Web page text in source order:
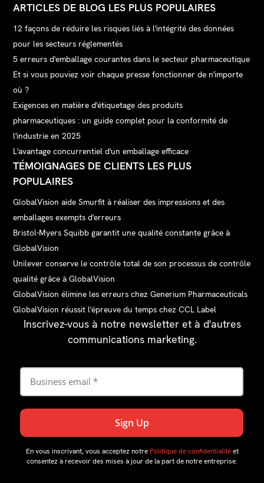
ARTICLES DE BLOG LES PLUS POPULAIRES
12 façons de réduire les risques liés à l'intégrité des données
pour les secteurs réglementés
5 erreurs d'emballage courantes dans le secteur pharmaceutique
Et si vous pouviez voir chaque presse fonctionner de n'importe
où ?
Exigences en matière d'étiquetage des produits
pharmaceutiques : un guide complet pour la conformité de
l'industrie en 2025
L'avantage concurrentiel d'un emballage efficace
TÉMOIGNAGES DE CLIENTS LES PLUS
POPULAIRES
GlobalVision aide Smurfit à réaliser des impressions et des
emballages exempts d'erreurs
Bristol-Myers Squibb garantit une qualité constante grâce à
GlobalVision
Unilever conserve le contrôle total de son processus de contrôle
qualité grâce à GlobalVision
GlobalVision élimine les erreurs chez Generium Pharmaceuticals
GlobalVision réussit l'épreuve du temps chez CCL Label
Inscrivez-vous à notre newsletter et à d'autres
communications marketing.
En vous inscrivant, vous acceptez notre Politique de confidentialitéet
consentez à recevoir des mises à jour de la part de notre entreprise.